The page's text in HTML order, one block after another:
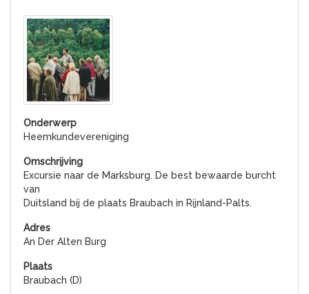
Heemkundevereniging
Excursie naar de Marksburg. De best bewaarde burcht
van
Duitsland bij de plaats Braubach in Rijnland-Palts.
An Der Alten Burg
Braubach (D)